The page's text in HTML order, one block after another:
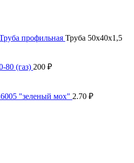
профильная Труба 50х40х1,5
80 (газ) 200 ₽
"зеленый мох" 2.70 ₽